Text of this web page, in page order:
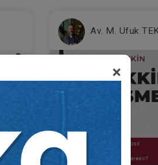
×
Av. M. Ufuk